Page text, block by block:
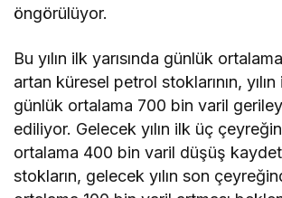
öngörülüyor.
Bu yılın ilk yarısında günlük
artan küresel petrol stoklarının, yılın
günlük ortalama 700 bin varil
ediliyor. Gelecek yılın ilk üç
ortalama 400 bin varil düşüş
stokların, gelecek yılın son